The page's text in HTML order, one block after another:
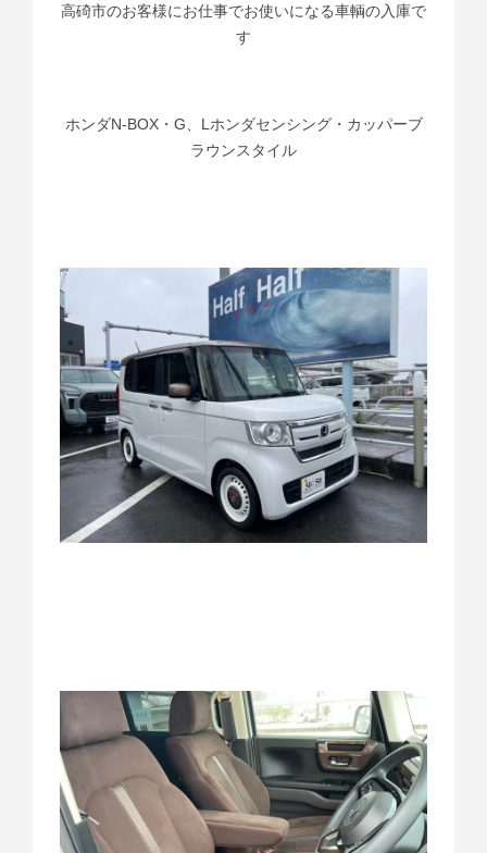
高碕市のお客様にお仕事でお使いになる車輌の入庫で
す
ホンダN-BOX・G、Lホンダセンシング・カッパーブ
ラウンスタイル